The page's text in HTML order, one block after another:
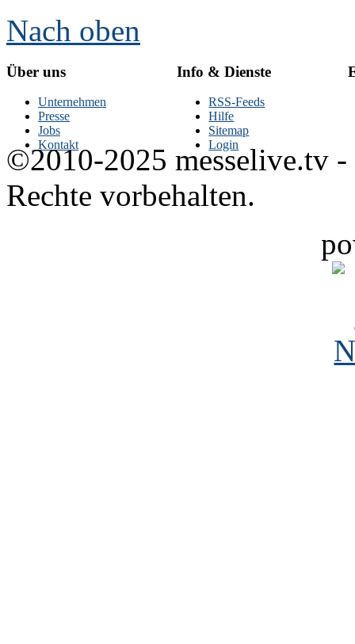
Nach oben
Über uns
Unternehmen
Presse
Jobs
Kontakt
Info & Dienste
RSS-Feeds
Hilfe
Sitemap
Login
©2010-2025 messelive.tv -
Rechte vorbehalten.